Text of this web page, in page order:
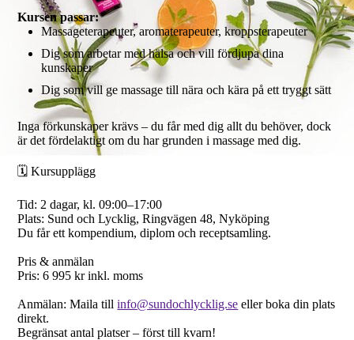
Kursen passar:
Massageterapeuter, aromaterapeuter, kroppsterapeuter
Dig som arbetar med hälsa och vill fördjupa dina
kunskaper
Dig som vill ge massage till nära och kära på ett tryggt sätt
Inga förkunskaper krävs – du får med dig allt du behöver, dock
är det fördelaktigt om du har grunden i massage med dig.
🗓️ Kursupplägg
Tid: 2 dagar, kl. 09:00–17:00
Plats: Sund och Lycklig, Ringvägen 48, Nyköping
Du får ett kompendium, diplom och receptsamling.
Pris & anmälan
Pris: 6 995 kr inkl. moms
Anmälan: Maila tillinfo@sundochlycklig.se eller boka din plats
direkt.
Begränsat antal platser – först till kvarn!